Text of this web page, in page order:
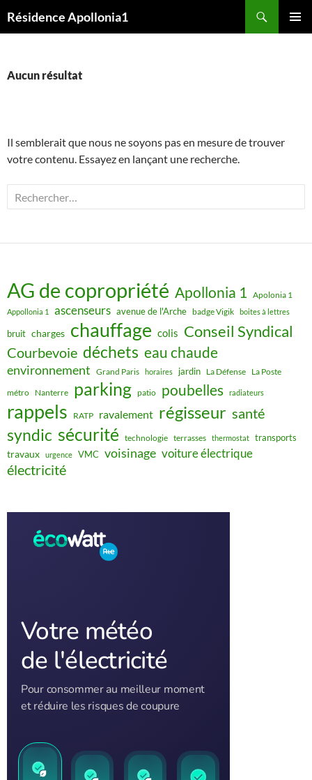
auRésidence Apollonia1
Aucun résultat
Il semblerait que nous ne soyons pas en mesure de trouver
votre contenu. Essayez en lançant une recherche.
Rechercher :
AG de copropriété Apollonia 1 Apolonia 1
Appollonia 1 ascenseurs avenue de l'Arche badge Vigik boites à lettres
bruit charges chauffage colis Conseil Syndical
Courbevoie déchets eau chaude
environnement Grand Paris horaires jardin La Défense La Poste
métro Nanterre parking patio poubelles radiateurs
rappels RATP ravalement régisseur santé
syndic sécurité technologie terrasses thermostat transports
travaux urgence VMC voisinage voiture électrique
électricité